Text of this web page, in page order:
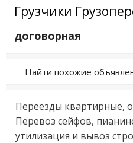
Грузчики
договорная
Найти похожие
Переезды квартирные,
Перевоз сейфов,
утилизация и вывоз